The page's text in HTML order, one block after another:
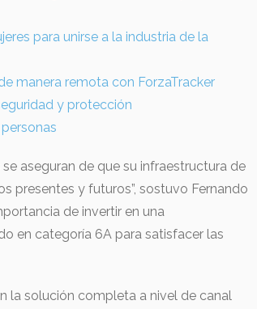
para unirse a la industria de la
manera remota con ForzaTracker
y protección
aseguran de que su infraestructura de
presentes y futuros”, sostuvo Fernando
de invertir en una
en categoría 6A para satisfacer las
la solución completa a nivel de canal